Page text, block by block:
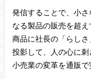
発信することで、小さ
なる製品の販売を超え
商品に社長の「らし
投影して、人の心に
小売業の変革を通販で